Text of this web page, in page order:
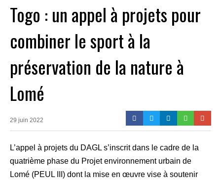
Togo : un appel à projets pour
combiner le sport à la
préservation de la nature à
Lomé
29 juin 2022
L’appel à projets du DAGL s’inscrit dans le cadre de la
quatrième phase du Projet environnement urbain de
Lomé (PEUL III) dont la mise en œuvre vise à soutenir